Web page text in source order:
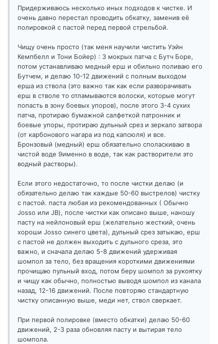
Придерживаюсь несколько иных подходов к чистке. И
очень давно перестал проводить обкатку, заменив её
полировкой с пастой перед первой стрельбой.
Чищу очень просто (так меня научили чистить Уэйн
Кемпбелл и Тони Бойер) : 3 мокрых патча с Бутч Боре,
потом устанавливаю медный ерш и обильно поливаю его
Бутчем, и делаю 10-12 движений с полным выходом
ерша из ствола (это важно так как если разворачивать
ерш в стволе то отламываются волоски, которые могут
попасть в зону боевых упоров), после этого 3-4 сухих
патча, протираю бумажной салфеткой патронник и
боевые упоры, протираю дульный срез и зеркало затвора
(от карбонового нагара из под капсюля) и все.
Бронзовый (медный) ерш обязательно споласкиваю в
чистой воде 9именно в воде, так как растворители это
водный растворы).
Если этого недостаточно, то после чистки делаю (и
обязательно делаю так каждые 50-60 выстрелов) чистку
с пастой. паста любая из рекомендованных ( Обычно
Josso или JB), после чистки как описано выше, наношу
пасту на нейлоновый ерш (желательно жесткий, очень
хороши Josso синего цвета), дульный срез затыкаю, ерш
с пастой не должен выходить с дульного среза, это
важно, и сначала делаю 5-8 движений удерживая
шомпол за тело, без вращения короткими движениями
прочищаю пульный вход, потом беру шомпол за рукоятку
и чищу как обычно, полностью выводя шомпол из канала
назад, 12-16 движений. После повторяю стандартную
чистку описанную выше, меди нет, ствол сверкает.
При первой полировке (вместо обкатки) делаю 50-60
движений, 2-3 раза обновляя пасту и вытирая тело
шомпола.